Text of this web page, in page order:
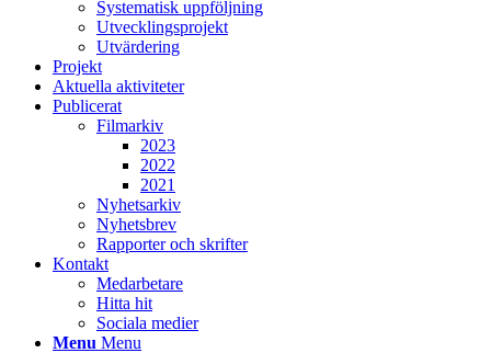
Systematisk uppföljning
Utvecklingsprojekt
Utvärdering
Projekt
Aktuella aktiviteter
Publicerat
Filmarkiv
2023
2022
2021
Nyhetsarkiv
Nyhetsbrev
Rapporter och skrifter
Kontakt
Medarbetare
Hitta hit
Sociala medier
Menu Menu